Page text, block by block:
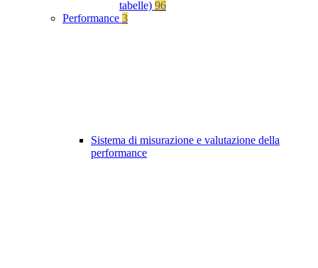
tabelle) 96
Performance 3
Sistema di misurazione e valutazione della
performance